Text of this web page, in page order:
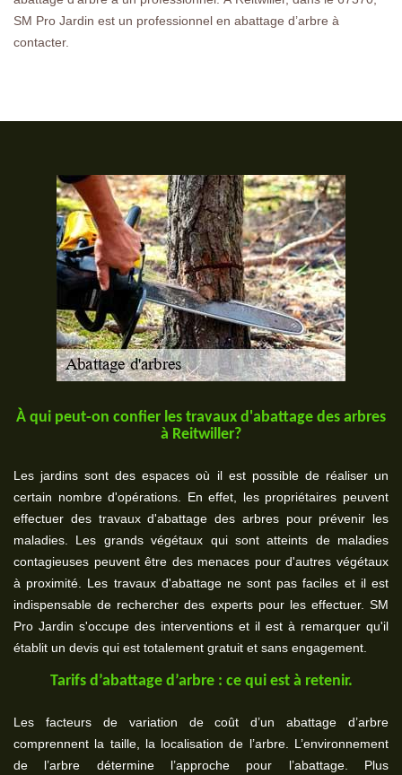
SM Pro Jardin est un professionnel en abattage d’arbre à
contacter.
À qui peut-on confier les travaux d'abattage des arbres
à Reitwiller?
Les jardins sont des espaces où il est possible de réaliser un
certain nombre d'opérations. En effet, les propriétaires peuvent
effectuer des travaux d'abattage des arbres pour prévenir les
maladies. Les grands végétaux qui sont atteints de maladies
contagieuses peuvent être des menaces pour d'autres végétaux
à proximité. Les travaux d'abattage ne sont pas faciles et il est
indispensable de rechercher des experts pour les effectuer. SM
Pro Jardin s'occupe des interventions et il est à remarquer qu'il
établit un devis qui est totalement gratuit et sans engagement.
Tarifs d’abattage d’arbre : ce qui est à retenir.
Les facteurs de variation de coût d’un abattage d’arbre
comprennent la taille, la localisation de l’arbre. L’environnement
de l’arbre détermine l’approche pour l’abattage. Plus